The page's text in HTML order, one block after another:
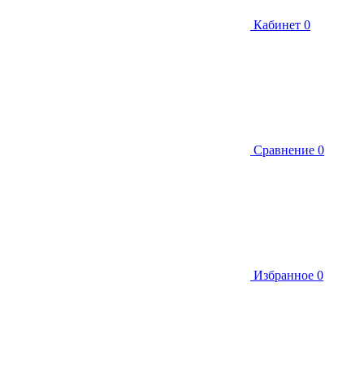
Кабинет 0
Сравнение 0
Избранное 0